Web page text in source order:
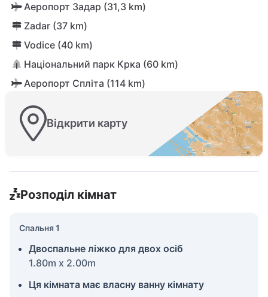
Аеропорт Задар (31,3 km)
Zadar (37 km)
Vodice (40 km)
Національний парк Крка (60 km)
Аеропорт Спліта (114 km)
Відкрити карту
Розподіл кімнат
Спальня 1
Двоспальне ліжко для двох осіб
1.80m x 2.00m
Ця кімната має власну ванну кімнату